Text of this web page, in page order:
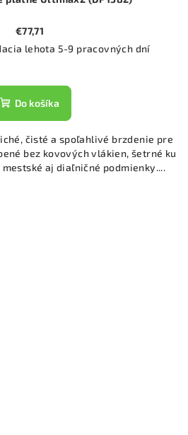
€77,71
lehota 5-9 pracovných dní
Do košíka
čisté a spoľahlivé brzdenie pre
bez kovových vlákien, šetrné ku
aj diaľničné podmienky....